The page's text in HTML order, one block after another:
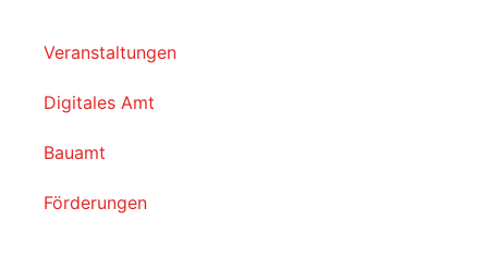
Veranstaltungen
Digitales Amt
Bauamt
Förderungen